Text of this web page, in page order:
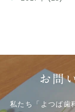
お問
私たち「よつば歯